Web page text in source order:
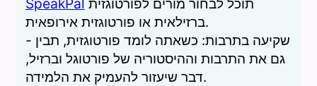
ברזילאית או פורטוגזית אירופאית.
- שקיעה בתרבות: כשאתה לומד פורטוגזית, תבין
גם את התרבות וההיסטוריה של פורטוגל וברזיל,
דבר שיעזור להעמיק את הלמידה.